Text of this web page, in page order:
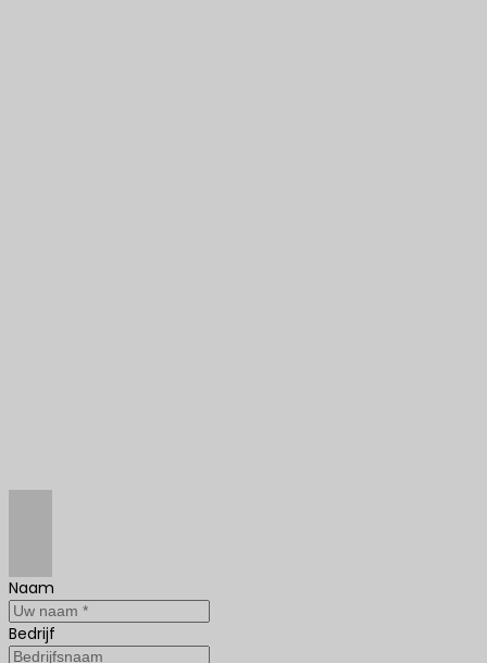
Naam
Bedrijf